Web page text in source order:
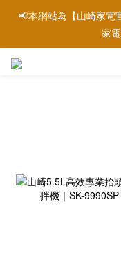
📢本網站為【山崎家電
家
📢本網站為【山崎家電
家